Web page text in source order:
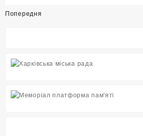
Навігація
Попередня